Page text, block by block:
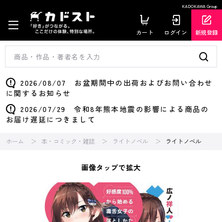
KADOKAWA Group
カート ログイン 新規登録
2026/08/07 お盆期間中の出荷およびお問い合わせ
に関するお知らせ
2026/07/29 令和8年熊本地震の影響による商品の
お届け遅延につきまして
ホーム 本・コミック・雑誌 ライトノベル ライトノベル
画像タップで拡大